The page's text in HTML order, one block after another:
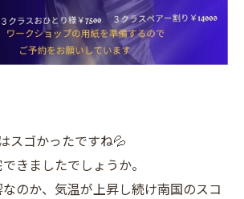
スゴかったですね💦
きましたでしょうか。
のか、気温が上昇し続け南国のスコ